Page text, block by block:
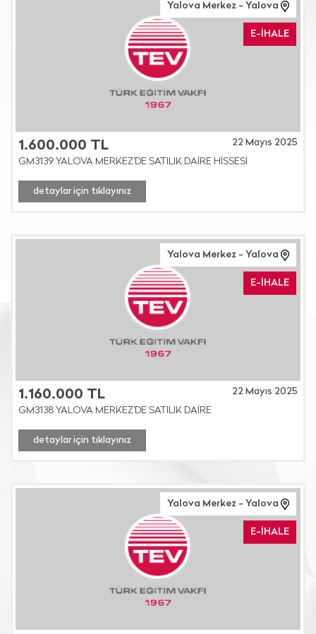
Yalova Merkez - Yalova
E-İHALE
1.600.000 TL
22 Mayıs 2025
GM3139 YALOVA MERKEZ'DE SATILIK DAİRE HİSSESİ
detaylar için tıklayınız
Yalova Merkez - Yalova
E-İHALE
1.160.000 TL
22 Mayıs 2025
GM3138 YALOVA MERKEZ'DE SATILIK DAİRE
detaylar için tıklayınız
Yalova Merkez - Yalova
E-İHALE